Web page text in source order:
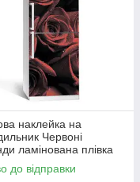
наклейка на
Червоні
ламінована плівка
60х180 см
Pocket Z180082
до відправки